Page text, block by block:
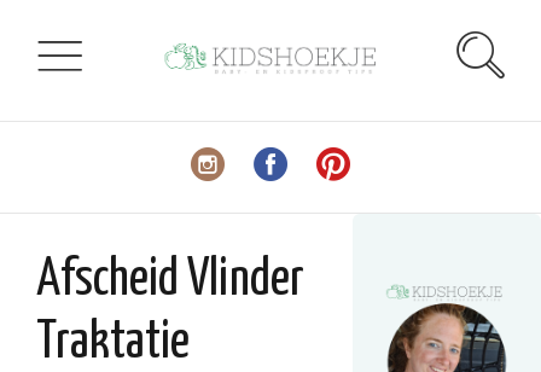
Afscheid Vlinder
Traktatie